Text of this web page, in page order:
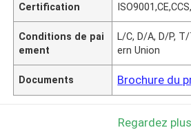
Certification
Conditions de pai
ement
L/C, D/A, D/P,
ern Union
Documents Brochure du
Regardez plus